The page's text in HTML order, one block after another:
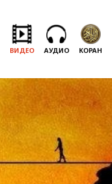
ВИДЕО АУДИО КОРАН